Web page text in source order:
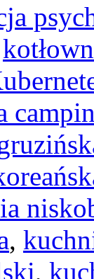
,
,